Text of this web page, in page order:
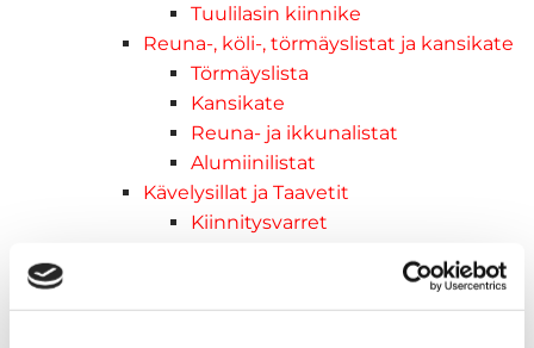
Tuulilasin kiinnike
Reuna-, köli-, törmäyslistat ja kansikate
Törmäyslista
Kansikate
Reuna- ja ikkunalistat
Alumiinilistat
Kävelysillat ja Taavetit
Kiinnitysvarret
Askelmat